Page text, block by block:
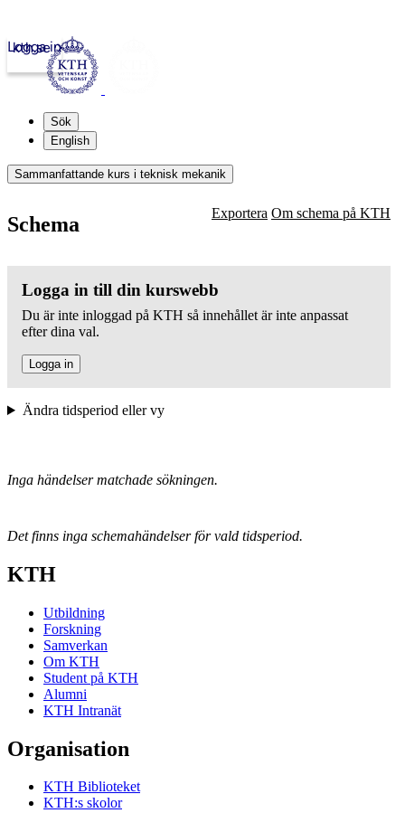
kth.se
Logga in
Sök
English
Sammanfattande kurs i teknisk mekanik
Schema Exportera Om schema på KTH
Logga in till din kurswebb
Du är inte inloggad på KTH så innehållet är inte anpassat
efter dina val.
Logga in
Ändra tidsperiod eller vy
Inga händelser matchade sökningen.
Det finns inga schemahändelser för vald tidsperiod.
KTH
Utbildning
Forskning
Samverkan
Om KTH
Student på KTH
Alumni
KTH Intranät
Organisation
KTH Biblioteket
KTH:s skolor